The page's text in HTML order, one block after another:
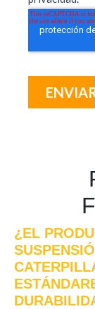
¿EL